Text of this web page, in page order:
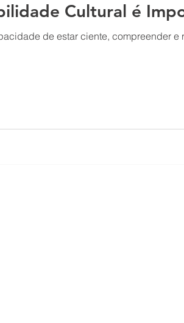
Cultural é
de estar ciente, compreender e